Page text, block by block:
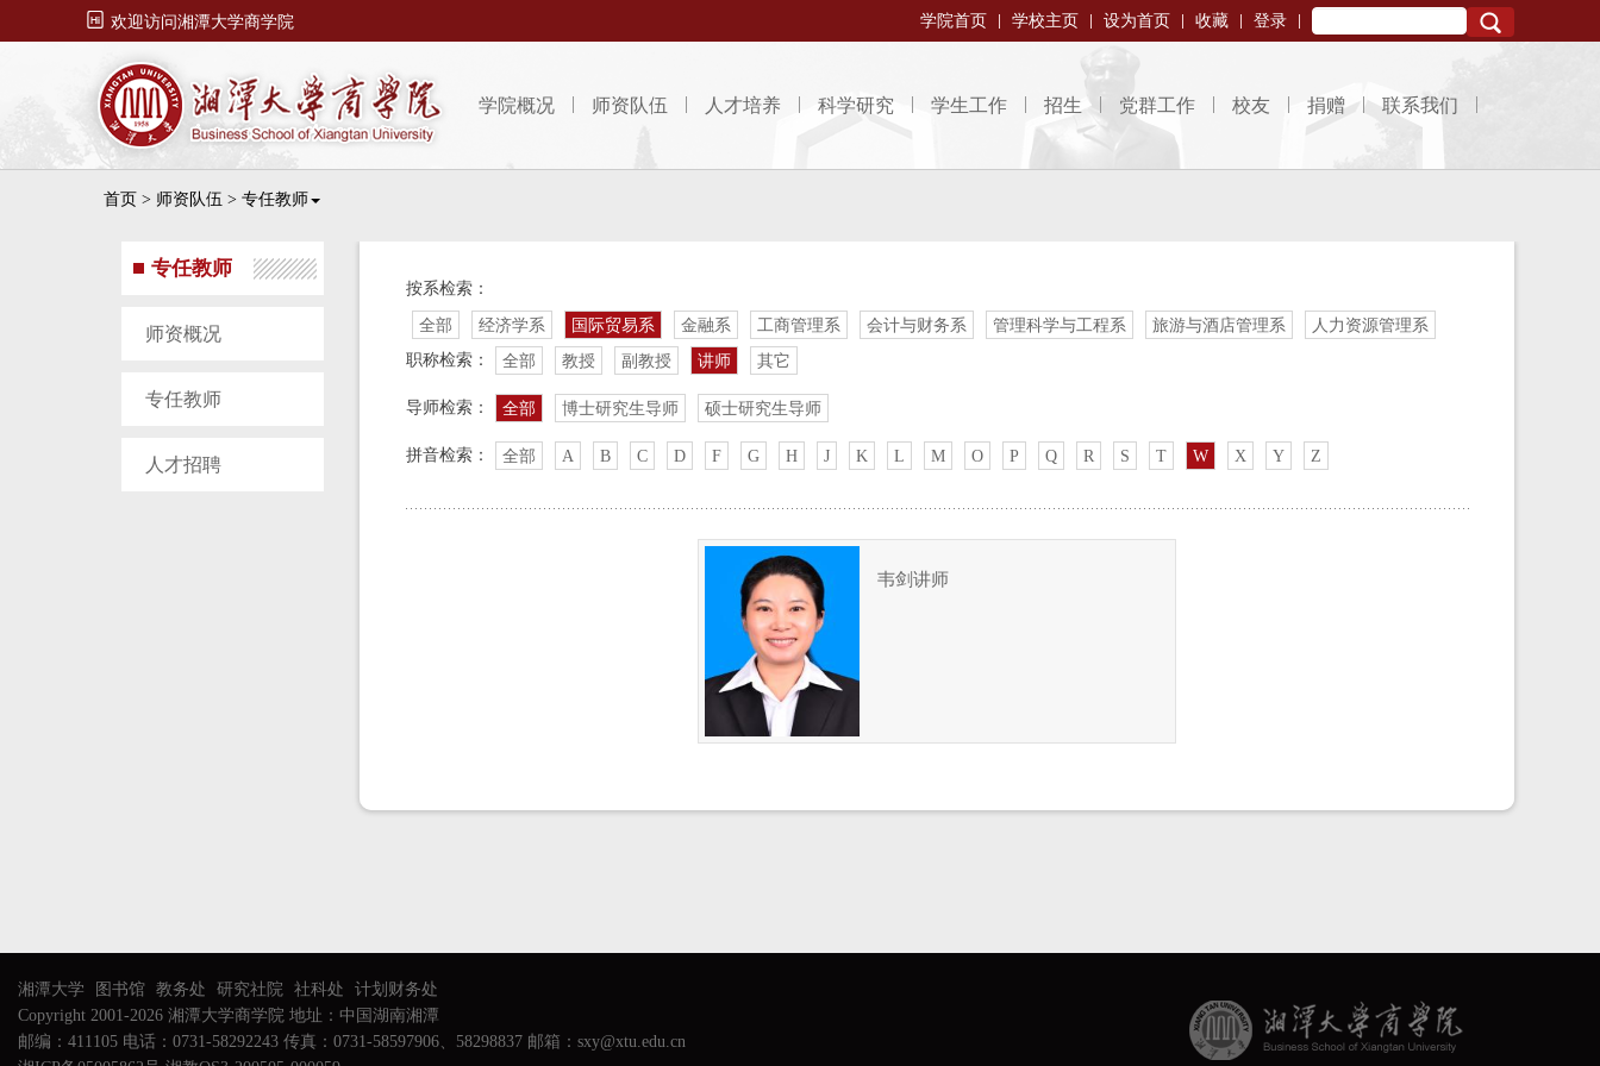
 欢迎访问湘潭大学商学院 学院首页 学校主页 设为首页 收藏 登录
学院概况 师资队伍 人才培养 科学研究 学生工作 招生 党群工作 校友 捐赠 联系我们
首页 > 师资队伍 > 专任教师
专任教师
师资概况
专任教师
人才招聘
按系检索：
全部 经济学系 国际贸易系 金融系 工商管理系 会计与财务系 管理科学与工程系 旅游与酒店管理系
人力资源管理系
职称检索：
全部 教授 副教授 讲师 其它
导师检索： 全部 博士研究生导师 硕士研究生导师
拼音检索： 全部 A B C D F G H J K L M O P Q R S T W X Y Z
韦剑讲师
湘潭大学 图书馆 教务处 研究社院 社科处
计划财务处
Copyright 2001-2026 湘潭大学商学院 地址：中国湖南湘潭
邮编：411105 电话：0731-58292243 传真：0731-58597906、58298837 邮箱：sxy@xtu.edu.cn